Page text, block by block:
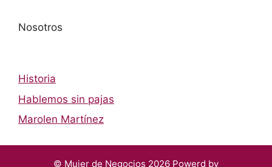
Nosotros
Historia
Hablemos sin pajas
Marolen Martínez
© Mujer de Negocios 2026 Powerd by